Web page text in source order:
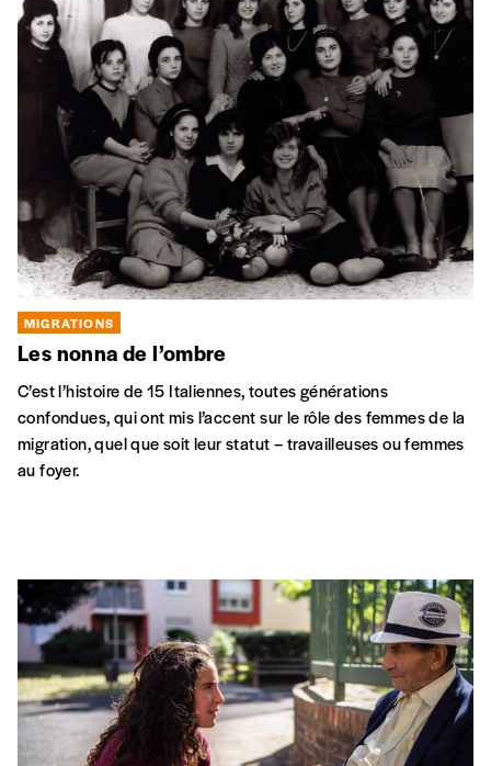
MIGRATIONS
Les nonna de l’ombre
C’est l’histoire de 15 Italiennes, toutes générations
confondues, qui ont mis l’accent sur le rôle des femmes de la
migration, quel que soit leur statut – travailleuses ou femmes
au foyer.